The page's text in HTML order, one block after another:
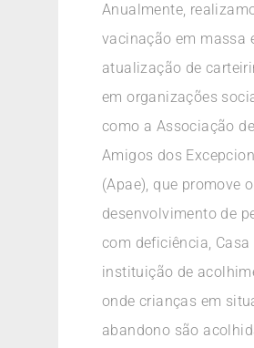
Anualmente,
vacinação em massa
atualização de
em organizações
como a Associação
Amigos dos
(Apae), que promove o
desenvolvimento de
com deficiência, Casa
instituição de
onde crianças em
abandono são